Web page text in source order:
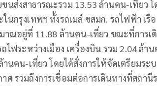
ส่งสาธารณะรวม 13.53 ล้านคน-เที่ยว โ
นกรุงเทพฯ ทั้งรถเมล์ ขสมก. รถไฟฟ้า เ
าณอยู่ที่ 11.88 ล้านคน-เที่ยว ขณะที่การเ
ไฟระหว่างเมือง เครื่องบิน รวม 2.04 ล้
นคน-เที่ยว โดยได้สั่งการให้จัดเตรียมระ
ศ รวมถึงการเชื่อมต่อการเดินทางที่สถานี